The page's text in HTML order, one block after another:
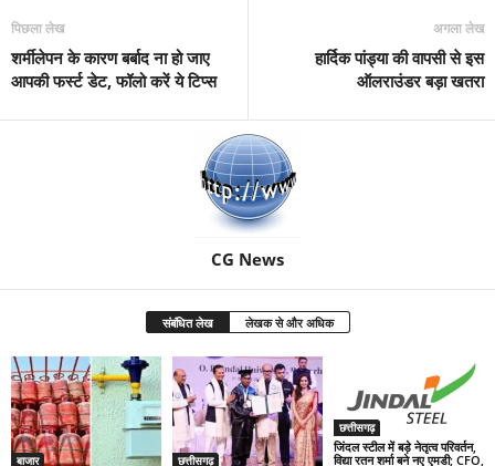
पिछला लेख
शर्मीलेपन के कारण बर्बाद ना हो जाए
आपकी फर्स्ट डेट, फॉलो करें ये टिप्स
अगला लेख
हार्दिक पांड्या की वापसी से इस
ऑलराउंडर बड़ा खतरा
CG News
संबंधित लेख लेखक से और अधिक
बाजार छत्तीसगढ़
छत्तीसगढ़
जिंदल स्टील में बड़े नेतृत्व परिवर्तन,
विद्या रतन शर्मा बने नए एमडी; CFO,